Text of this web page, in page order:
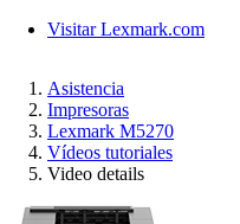
Visitar Lexmark.com
Asistencia
Impresoras
Lexmark M5270
Vídeos tutoriales
Video details